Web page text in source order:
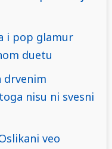
i pop glamur
duetu
drvenim
nisu ni svesni
veo